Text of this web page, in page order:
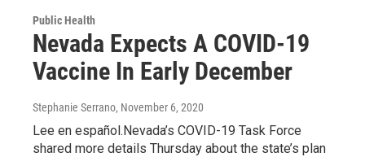
Public Health
Nevada Expects A COVID-19
Vaccine In Early December
Stephanie Serrano, November 6, 2020
Lee en español.Nevada’s COVID-19 Task Force
shared more details Thursday about the state’s plan